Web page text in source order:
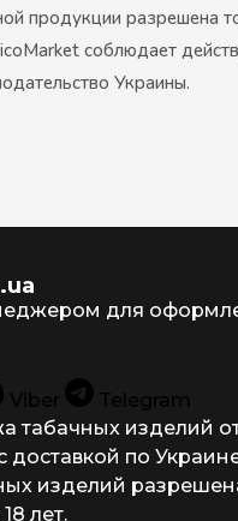
продукции разрешена
соблюдает
Украины.
для
Viber
Telegram
табачных изделий
доставкой по
изделий
лет.